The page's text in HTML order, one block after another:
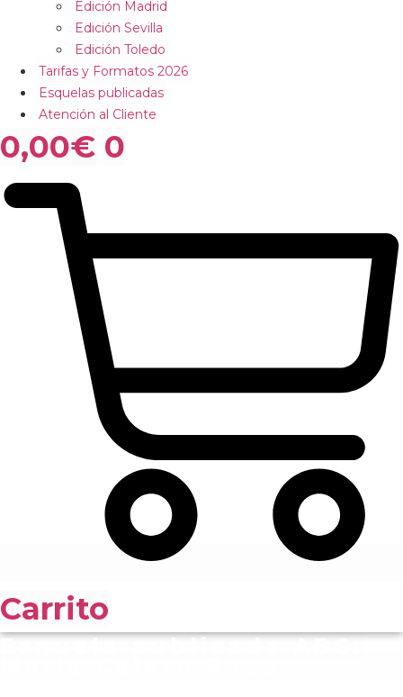
Edición Madrid
Edición Sevilla
Edición Toledo
Tarifas y Formatos 2026
Esquelas publicadas
Atención al Cliente
0,00€ 0
Carrito